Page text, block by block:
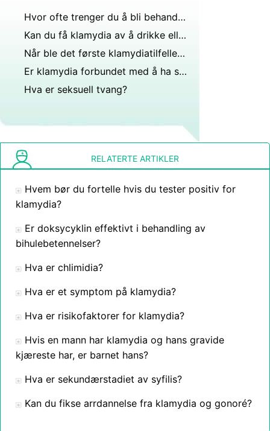
Hvor ofte trenger du å bli behandlet for klamydia?
Kan du få klamydia av å drikke eller røyke etter noen?
Når ble det første klamydiatilfellet rapportert?
Er klamydia forbundet med å ha soppinfeksjoner?
Hva er seksuell tvang?
RELATERTE ARTIKLER
Hvem bør du fortelle hvis du tester positiv for
klamydia?
Er doksycyklin effektivt i behandling av
bihulebetennelser?
Hva er chlimidia?
Hva er et symptom på klamydia?
Hva er risikofaktorer for klamydia?
Hvis en mann har klamydia og hans gravide
kjæreste har, er barnet hans?
Hva er sekundærstadiet av syfilis?
Kan du fikse arrdannelse fra klamydia og gonoré?